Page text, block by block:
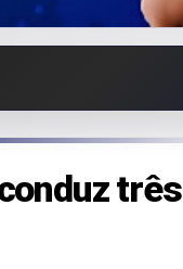
três